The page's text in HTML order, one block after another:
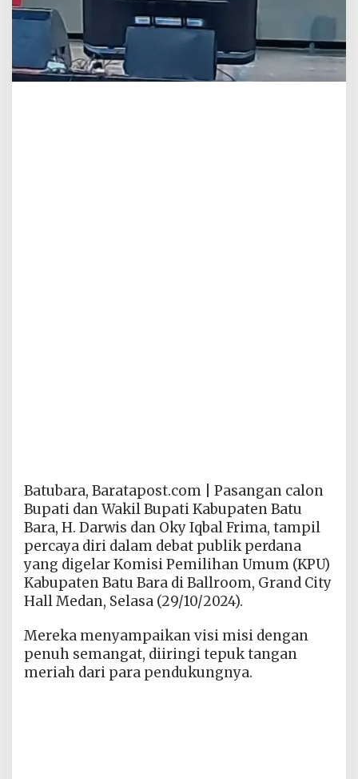
Batubara, Baratapost.com | Pasangan calon
Bupati dan Wakil Bupati Kabupaten Batu
Bara, H. Darwis dan Oky Iqbal Frima, tampil
percaya diri dalam debat publik perdana
yang digelar Komisi Pemilihan Umum (KPU)
Kabupaten Batu Bara di Ballroom, Grand City
Hall Medan, Selasa (29/10/2024).
Mereka menyampaikan visi misi dengan
penuh semangat, diiringi tepuk tangan
meriah dari para pendukungnya.